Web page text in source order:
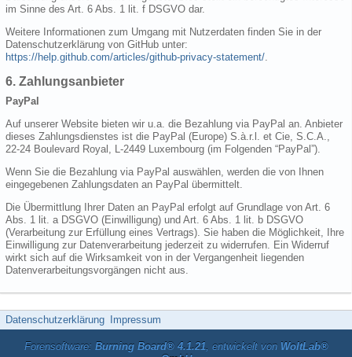
im Sinne des Art. 6 Abs. 1 lit. f DSGVO dar.
Weitere Informationen zum Umgang mit Nutzerdaten finden Sie in der
Datenschutzerklärung von GitHub unter:
https://help.github.com/articles/github-privacy-statement/
6. Zahlungsanbieter
PayPal
Auf unserer Website bieten wir u.a. die Bezahlung via PayPal an. Anbieter
dieses Zahlungsdienstes ist die PayPal (Europe) S.à.r.l. et Cie, S.C.A.,
22-24 Boulevard Royal, L-2449 Luxembourg (im Folgenden “PayPal”).
Wenn Sie die Bezahlung via PayPal auswählen, werden die von Ihnen
eingegebenen Zahlungsdaten an PayPal übermittelt.
Die Übermittlung Ihrer Daten an PayPal erfolgt auf Grundlage von Art. 6
Abs. 1 lit. a DSGVO (Einwilligung) und Art. 6 Abs. 1 lit. b DSGVO
(Verarbeitung zur Erfüllung eines Vertrags). Sie haben die Möglichkeit, Ihre
Einwilligung zur Datenverarbeitung jederzeit zu widerrufen. Ein Widerruf
wirkt sich auf die Wirksamkeit von in der Vergangenheit liegenden
Datenverarbeitungsvorgängen nicht aus.
Datenschutzerklärung Impressum
Forensoftware: Burning Board® 4.1.21, entwickelt von WoltLab®